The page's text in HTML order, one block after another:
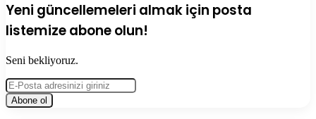
Yeni güncellemeleri almak için posta
listemize abone olun!
Seni bekliyoruz.
E-
Posta
adresinizi